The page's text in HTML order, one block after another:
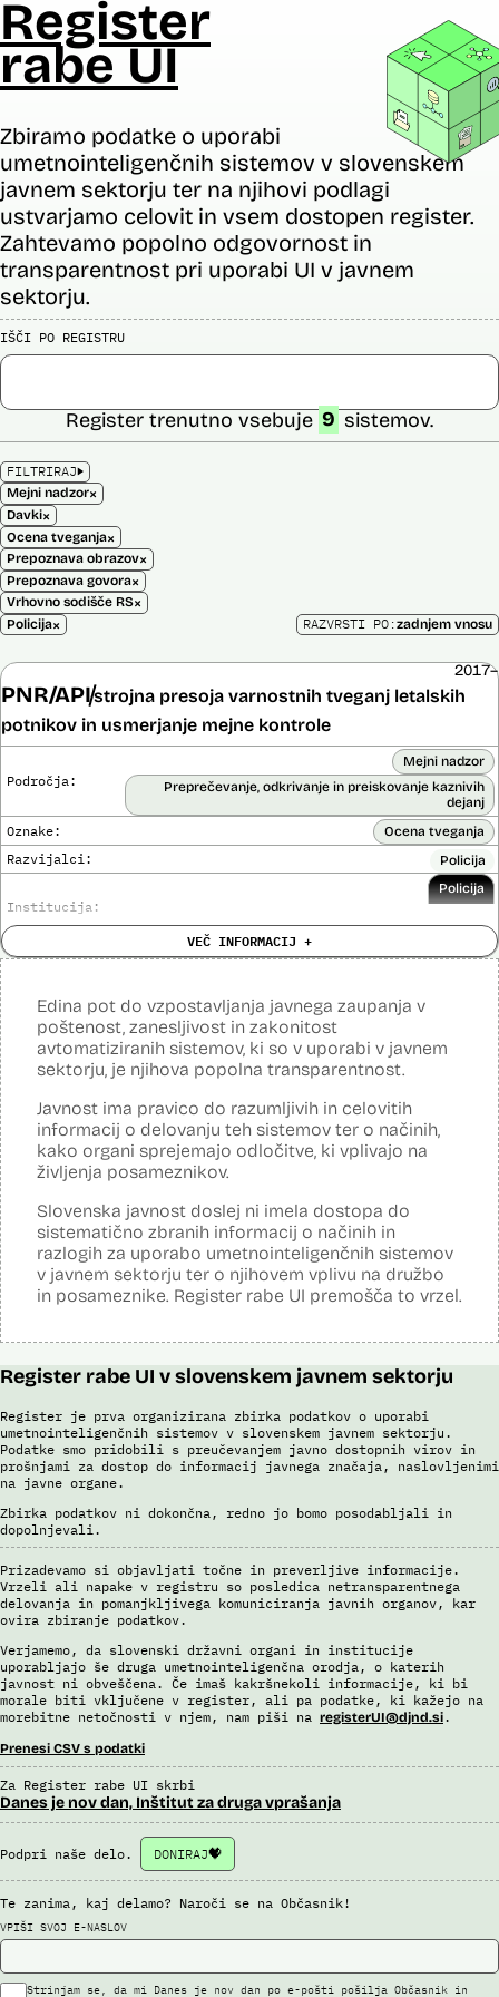
Register
rabe UI
Zbiramo podatke o uporabi
umetnointeligenčnih sistemov v slovenskem
javnem sektorju ter na njihovi podlagi
ustvarjamo celovit in vsem dostopen register.
Zahtevamo popolno odgovornost in
transparentnost pri uporabi UI v javnem
sektorju.
IŠČI PO REGISTRU
FILTRIRAJ
Mejni nadzor×
Davki×
Ocena tveganja×
Prepoznava obrazov×
Prepoznava govora×
Vrhovno sodišče RS×
Policija×
Register trenutno vsebuje 9 sistemov.
RAZVRSTI PO:zadnjem vnosu
PNR/APIstrojna presoja varnostnih tveganj letalskih
potnikov in usmerjanje mejne kontrole
2017–
Področja:
Mejni nadzor
Preprečevanje, odkrivanje in preiskovanje kaznivih
dejanj
Oznake: Ocena tveganja
Razvijalci: Policija
Institucija:
Policija
Cena: Neznana ?
Analiza učinka na osebne podatke opravljena:
Posodobljeno: 3. december 2024
Sistem avtomatizirano zbira, obdeluje, presoja varnostna tveganja ter
evidence potnikov iz sistema rezervacij letalskih vozovnic. Po
avtomatiziranem preverjanju podatkov PNR (Passenger Name
Record) in API (Advanced Passenger Information) v primeru ujemanja
v evidencah policije, SIS in Interpola poda rezultat v obliki "zadetek oz.
ni zadetka" z navedbo sklopa evidenc, v katerih je prišlo do ujemanja,
ter navedbo, ali se ujemanje nanaša na podatke o osebi ali na
podatke o potovalnem dokumentu. V primeru ujemanja poda tudi
podatke, na podlagi katerih je prišlo do ujemanja med preverjenimi
podatki in ocenjevalnimi merili.
Ocenjevalna merila so oblikovana z analitično obdelavo podatkov, pri
čemer se oblikujejo indikatorji tveganja, ki predstavljajo posamezne
predstavljajo specifične potovalne vzorce storilcev terorističnih in
omogočajo usmerjeno delo policije in drugih pristojnih organov na
na utemeljene razloge v posamičnem primeru posreduje podatke
potnikov, prijavljenih na let, oziroma podatke potnikov iz sistema
rezervacij letalskih vozovnic oziroma rezultate njihove obdelave
drugim enotam policije.
pri avtomatizirani obdelavi podatkov ter varnostna tveganja
posamično pregledajo še z neavtomatiziranimi sredstvi.
Sistem uporablja sledeče vire podatkov: Evidenca potnikov,
prijavljenih na let, Evidenca potnikov iz sistema rezervacij letalskih
vozovnic, Evidence policije, Schengenskega informacijskega sistema,
Interpola.
Viri:
Brošura 60 let informacijsko telekomunikacijskega sistema policije
Odgovor na zahtevek za informacije javnega značaja
VEČ INFORMACIJ +
Edina pot do vzpostavljanja javnega zaupanja v
poštenost, zanesljivost in zakonitost
avtomatiziranih sistemov, ki so v uporabi v javnem
sektorju, je njihova popolna transparentnost.
Javnost ima pravico do razumljivih in celovitih
informacij o delovanju teh sistemov ter o načinih,
kako organi sprejemajo odločitve, ki vplivajo na
življenja posameznikov.
Slovenska javnost doslej ni imela dostopa do
sistematično zbranih informacij o načinih in
razlogih za uporabo umetnointeligenčnih sistemov
v javnem sektorju ter o njihovem vplivu na družbo
in posameznike. Register rabe UI premošča to vrzel.
Register rabe UI v slovenskem javnem sektorju
Register je prva organizirana zbirka podatkov o uporabi
umetnointeligenčnih sistemov v slovenskem javnem sektorju.
Podatke smo pridobili s preučevanjem javno dostopnih virov in
prošnjami za dostop do informacij javnega značaja, naslovljenimi
na javne organe.
Zbirka podatkov ni dokončna, redno jo bomo posodabljali in
dopolnjevali.
Prizadevamo si objavljati točne in preverljive informacije.
Vrzeli ali napake v registru so posledica netransparentnega
delovanja in pomanjkljivega komuniciranja javnih organov, kar
ovira zbiranje podatkov.
Verjamemo, da slovenski državni organi in institucije
uporabljajo še druga umetnointeligenčna orodja, o katerih
javnost ni obveščena. Če imaš kakršnekoli informacije, ki bi
morale biti vključene v register, ali pa podatke, ki kažejo na
morebitne netočnosti v njem, nam piši na registerUI@djnd.si.
Prenesi CSV s podatki
Za Register rabe UI skrbi
Danes je nov dan, Inštitut za druga vprašanja
Podpri naše delo. DONIRAJ
Te zanima, kaj delamo? Naroči se na Občasnik!
VPIŠI SVOJ E-NASLOV
Strinjam se, da mi Danes je nov dan po e-pošti pošilja Občasnik in